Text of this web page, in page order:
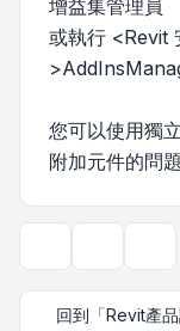
增益集管理員
或執行 <Revit
您可以使用獨
附加元件的問
回到「Revit產品